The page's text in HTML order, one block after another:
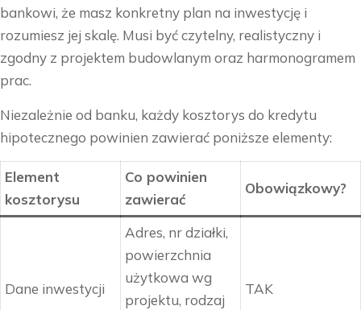
bankowi, że masz konkretny plan na inwestycję i
rozumiesz jej skalę. Musi być czytelny, realistyczny i
zgodny z projektem budowlanym oraz harmonogramem
prac.
Niezależnie od banku, każdy kosztorys do kredytu
hipotecznego powinien zawierać poniższe elementy:
Element
kosztorysu
Co powinien
zawierać
Obowiązkowy?
Dane inwestycji
Adres, nr działki,
powierzchnia
użytkowa wg
projektu, rodzaj
TAK